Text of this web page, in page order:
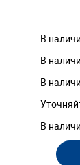
В
В
В
В